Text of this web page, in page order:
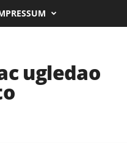
ugledao